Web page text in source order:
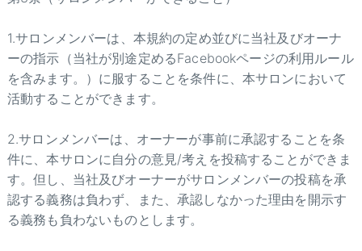
1.サロンメンバーは、本規約の定め並びに当社及びオーナ
ーの指示（当社が別途定めるFacebookページの利用ルール
を含みます。）に服することを条件に、本サロンにおいて
活動することができます。
2.サロンメンバーは、オーナーが事前に承認することを条
件に、本サロンに自分の意見/考えを投稿することができま
す。但し、当社及びオーナーがサロンメンバーの投稿を承
認する義務は負わず、また、承認しなかった理由を開示す
る義務も負わないものとします。